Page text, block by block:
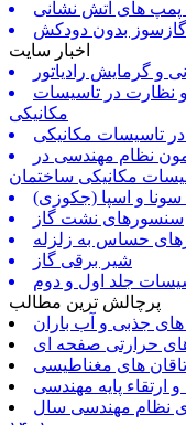
گازسوز بدون دودکش
اخبار سایت
و گرمایش رادیاتور
نظارت در تاسیسات
مکانیکی
تاسیسات مکانیکی
نظام مهندسی در
مکانیکی ساختمان
و اسپا (جکوزی)
سنسورهای نشت گاز
حساس به زلزله
شیر برقی گاز
جلد اول و دوم
پرچالش ترین مطالب
جذبی و آب باران
حرارتی صفحه ای
های مغناطیسی
ارتقاء پایه مهندسی
نظام مهندسی سال